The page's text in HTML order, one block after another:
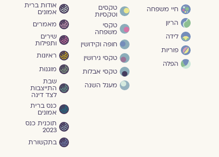
חיי משפחה
הריון
לידה
פוריות
הפלה
טקסים
וטקסיות
טקסי
משפחה
חופה וקידושין
טקסי גירושין
טקסי אבלות
מעגל השנה
אודות ברית
אמונים
מאמרים
שירים
ותפילות
ראיונות
מוגנוּת
שבת
התייצבות
לצד דינה
כנס ברית
אמונים
תוכנית כנס
2023
בתקשורת